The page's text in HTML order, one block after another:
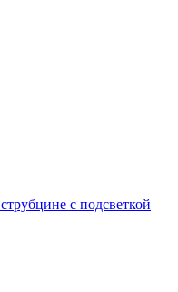
с подсветкой